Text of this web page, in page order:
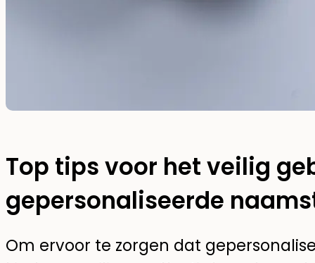
Top tips voor het veilig
gepersonaliseerde
Om ervoor te zorgen dat